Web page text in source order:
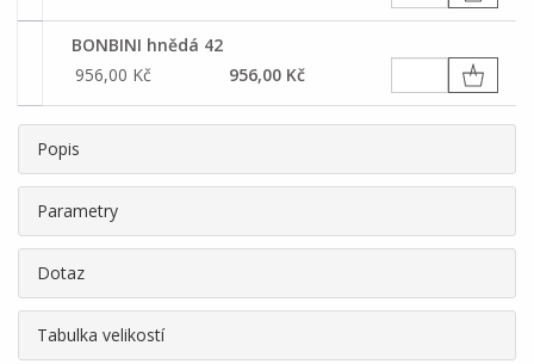
BONBINI hnědá 42
956,00 Kč
956,00 Kč
Popis
Parametry
Dotaz
Tabulka velikostí